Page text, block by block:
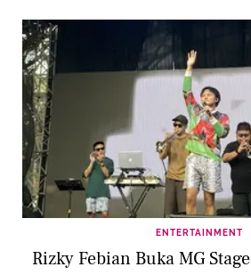
ENTERTAINMENT
Rizky Febian Buka MG